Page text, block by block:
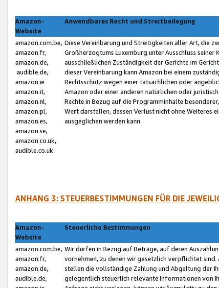
Amazon-
Website
Anwendbares Recht und Streitbeilegung
amazon.com.be,
amazon.fr,
amazon.de,
audible.de,
amazon.ie
amazon.it,
amazon.nl,
amazon.pl,
amazon.es,
amazon.se,
amazon.co.uk,
audible.co.uk
Diese Vereinbarung und Streitigkeiten aller Art, die
Großherzogtums Luxemburg unter Ausschluss
ausschließlichen Zuständigkeit der Gerichte im
dieser Vereinbarung kann Amazon bei einem
Rechtsschutz wegen einer tatsächlichen oder
Amazon oder einer anderen natürlichen oder
Rechte in Bezug auf die Programminhalte
Wert darstellen, dessen Verlust nicht ohne Weiteres
ausgeglichen werden kann.
ANHANG 3: STEUERBESTIMMUNGEN FÜR DIE
Amazon-
Website
Steuerliche Bestimmungen
amazon.com.be,
amazon.fr,
amazon.de,
audible.de,
Wir dürfen in Bezug auf Beträge, auf deren
vornehmen, zu denen wir gesetzlich verpflichtet
stellen die vollständige Zahlung und Abgeltung der
gelegentlich steuerlich relevante Informationen von